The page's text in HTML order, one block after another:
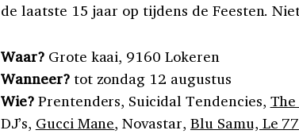
de laatste 15 jaar op tijdens de Feesten.
Waar? Grote kaai, 9160 Lokeren
Wanneer?tot zondag 12 augustus
Wie? Prentenders, Suicidal Tendencies,
DJ’s, Gucci Mane, Novastar, Blu Samu, Le 77